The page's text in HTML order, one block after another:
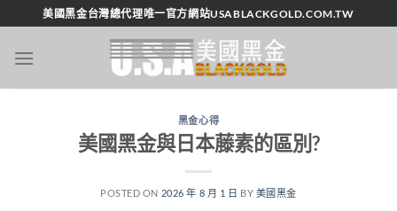
轉
美國黑金台灣總代理唯一官方網站USABLACKGOLD.COM.TW
黑金心得
美國黑金與日本藤素的區別?
POSTED ON 2026 年 8 月 1 日 BY 美國黑金